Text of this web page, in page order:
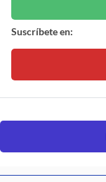
Suscríbete en: